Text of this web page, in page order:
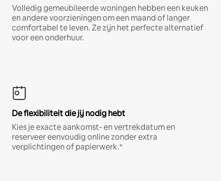
Volledig gemeubileerde woningen hebben een keuken
en andere voorzieningen om een maand of langer
comfortabel te leven. Ze zijn het perfecte alternatief
voor een onderhuur.
De flexibiliteit die jij nodig hebt
Kies je exacte aankomst- en vertrekdatum en
reserveer eenvoudig online zonder extra
verplichtingen of papierwerk.*